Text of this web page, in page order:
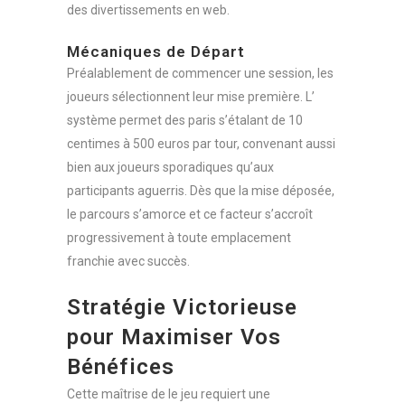
des divertissements en web.
Mécaniques de Départ
Préalablement de commencer une session, les
joueurs sélectionnent leur mise première. L’
système permet des paris s’étalant de 10
centimes à 500 euros par tour, convenant aussi
bien aux joueurs sporadiques qu’aux
participants aguerris. Dès que la mise déposée,
le parcours s’amorce et ce facteur s’accroît
progressivement à toute emplacement
franchie avec succès.
Stratégie Victorieuse
pour Maximiser Vos
Bénéfices
Cette maîtrise de le jeu requiert une